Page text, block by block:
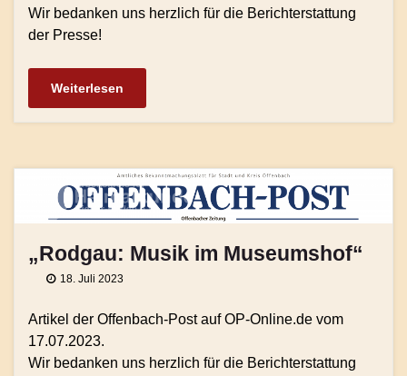
Wir bedanken uns herzlich für die Berichterstattung
der Presse!
Weiterlesen
„Rodgau: Musik im Museumshof“
18. Juli 2023
Artikel der Offenbach-Post auf OP-Online.de vom
17.07.2023.
Wir bedanken uns herzlich für die Berichterstattung